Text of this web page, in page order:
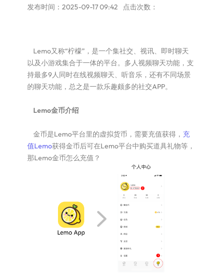
发布时间：2025-09-17 09:42
点击次数：
Lemo又称“柠檬”，是一个集社交、视讯、即时聊天
以及小游戏集合于一体的平台。多人视频聊天功能，支
持最多9人同时在线视频聊天、听音乐，还有不同场景
的聊天功能，总之是一款乐趣颇多的社交APP。
Lemo金币介绍
金币是Lemo平台里的虚拟货币，需要充值获得， 充
值Lemo获得金币后可在Lemo平台中购买道具礼物等，
那Lemo金币怎么充值？